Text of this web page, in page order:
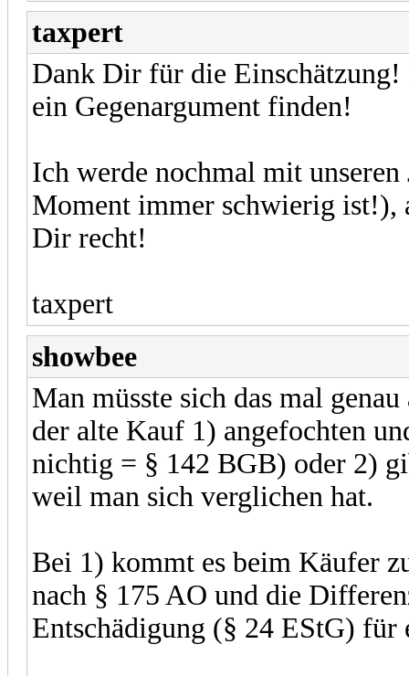
taxpert
Dank Dir für die
ein Gegenargument finden!
Ich werde nochmal mit
Moment immer schwierig ist!),
Dir recht!
taxpert
showbee
Man müsste sich das mal
der alte Kauf 1) angefochten
nichtig = § 142 BGB) oder 2)
weil man sich verglichen hat.
Bei 1) kommt es beim Käufer
nach § 175 AO und die
Entschädigung (§ 24 EStG)